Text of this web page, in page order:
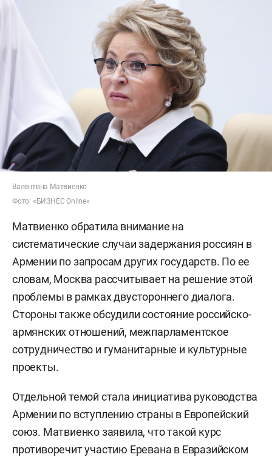
Валентина Матвиенко
Фото: «БИЗНЕС Online»
Матвиенко обратила внимание на
систематические случаи задержания россиян в
Армении по запросам других государств. По ее
словам, Москва рассчитывает на решение этой
проблемы в рамках двустороннего диалога.
Стороны также обсудили состояние российско-
армянских отношений, межпарламентское
сотрудничество и гуманитарные и культурные
проекты.
Отдельной темой стала инициатива руководства
Армении по вступлению страны в Европейский
союз. Матвиенко заявила, что такой курс
противоречит участию Еревана в Евразийском